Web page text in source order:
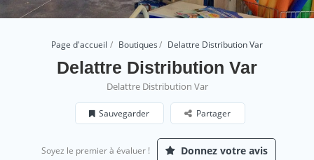
Page d'accueil Boutiques Delattre Distribution Var
Delattre Distribution Var
Delattre Distribution Var
Sauvegarder Partager
Soyez le premier à évaluer ! Donnez votre avis